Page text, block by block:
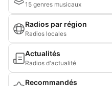
15 genres musicaux
Radios par région
Radios locales
Actualités
Radios d'actualité
Recommandés